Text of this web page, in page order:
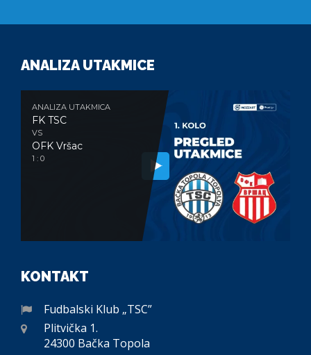
ANALIZA UTAKMICE
ANALIZA UTAKMICA
FK TSC
VS
OFK Vršac
1 : 0
KONTAKT
Fudbalski Klub „TSC”
Plitvička 1.
24300 Bačka Topola